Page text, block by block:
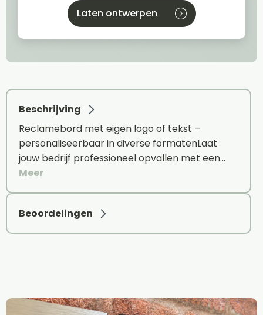
Laten ontwerpen
Beschrijving
Reclamebord met eigen logo of tekst –
personaliseerbaar in diverse formatenLaat
jouw bedrijf professioneel opvallen met een…
Meer
Beoordelingen